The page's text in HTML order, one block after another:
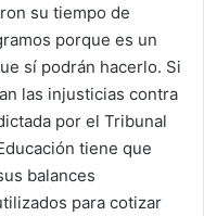
su tiempo de
porque es un
sí podrán hacerlo. Si
las injusticias contra
por el Tribunal
tiene que
balances
para cotizar